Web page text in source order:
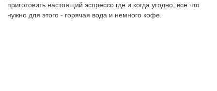
приготовить настоящий эспрессо где и когда угодно, все что
нужно для этого - горячая вода и немного кофе.